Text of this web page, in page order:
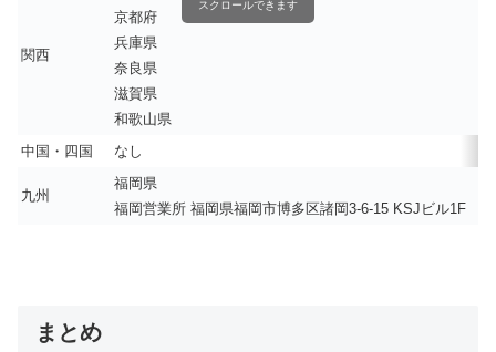
関西
京都府
兵庫県
奈良県
滋賀県
和歌山県
中国・四国
なし
九州
福岡県
福岡営業所 福岡県福岡市博多区諸岡3-6-15 KSJビル1F
スクロールできます
まとめ